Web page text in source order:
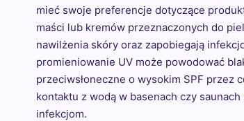
mieć swoje preferencje dotyczące
maści lub kremów przeznaczonych do
nawilżenia skóry oraz zapobiegają
promieniowanie UV może powodować
przeciwsłoneczne o wysokim SPF przez
kontaktu z wodą w basenach czy
infekcjom.